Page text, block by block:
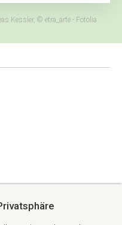
Kessler, © etra_arte - Fotolia